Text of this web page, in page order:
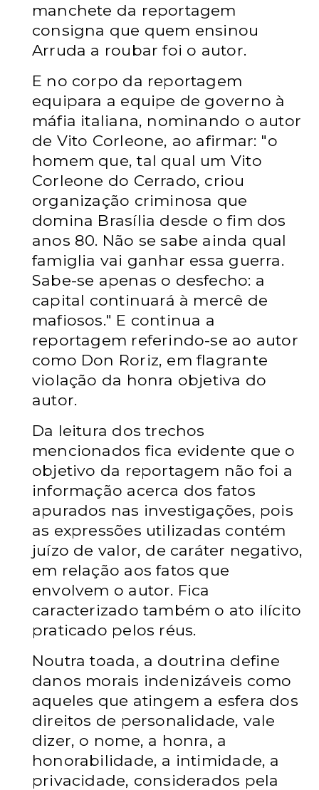
manchete da reportagem
consigna que quem ensinou
Arruda a roubar foi o autor.
E no corpo da reportagem
equipara a equipe de governo à
máfia italiana, nominando o autor
de Vito Corleone, ao afirmar: "o
homem que, tal qual um Vito
Corleone do Cerrado, criou
organização criminosa que
domina Brasília desde o fim dos
anos 80. Não se sabe ainda qual
famiglia vai ganhar essa guerra.
Sabe-se apenas o desfecho: a
capital continuará à mercê de
mafiosos." E continua a
reportagem referindo-se ao autor
como Don Roriz, em flagrante
violação da honra objetiva do
autor.
Da leitura dos trechos
mencionados fica evidente que o
objetivo da reportagem não foi a
informação acerca dos fatos
apurados nas investigações, pois
as expressões utilizadas contém
juízo de valor, de caráter negativo,
em relação aos fatos que
envolvem o autor. Fica
caracterizado também o ato ilícito
praticado pelos réus.
Noutra toada, a doutrina define
danos morais indenizáveis como
aqueles que atingem a esfera dos
direitos de personalidade, vale
dizer, o nome, a honra, a
honorabilidade, a intimidade, a
privacidade, considerados pela